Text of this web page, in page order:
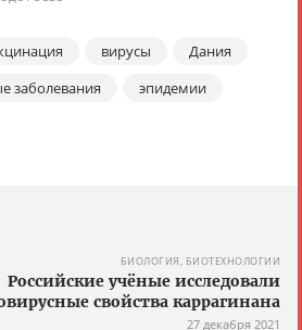
вирусы
Дания
заболевания
эпидемии
БИОЛОГИЯ, БИОТЕХНОЛОГИИ
Российские учёные исследовали
свойства каррагинана
27 декабря 2021